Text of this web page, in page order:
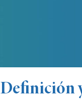
Definición